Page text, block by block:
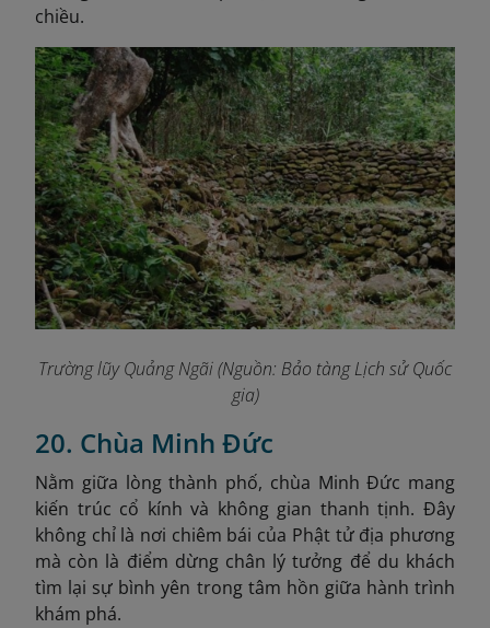
chiều.
Trường lũy Quảng Ngãi(Nguồn: Bảo tàng Lịch sử Quốc
gia)
20. Chùa Minh Đức
Nằm giữa lòng thành phố, chùa Minh Đức mang
kiến trúc cổ kính và không gian thanh tịnh. Đây
không chỉ là nơi chiêm bái của Phật tử địa phương
mà còn là điểm dừng chân lý tưởng để du khách
tìm lại sự bình yên trong tâm hồn giữa hành trình
khám phá.